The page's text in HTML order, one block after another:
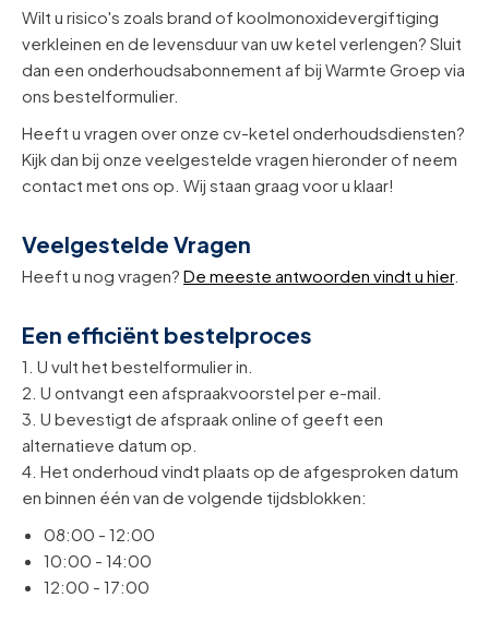
Wilt u risico's zoals brand of koolmonoxidevergiftiging
verkleinen en de levensduur van uw ketel verlengen? Sluit
dan een onderhoudsabonnement af bij Warmte Groep via
ons bestelformulier.
Heeft u vragen over onze cv-ketel onderhoudsdiensten?
Kijk dan bij onze veelgestelde vragen hieronder of neem
contact met ons op. Wij staan graag voor u klaar!
Veelgestelde Vragen
Heeft u nog vragen? De meeste antwoorden vindt u hier.
Een efficiënt bestelproces
1. U vult het bestelformulier in.
2. U ontvangt een afspraakvoorstel per e-mail.
3. U bevestigt de afspraak online of geeft een
alternatieve datum op.
4. Het onderhoud vindt plaats op de afgesproken datum
en binnen één van de volgende tijdsblokken:
08:00 - 12:00
10:00 - 14:00
12:00 - 17:00